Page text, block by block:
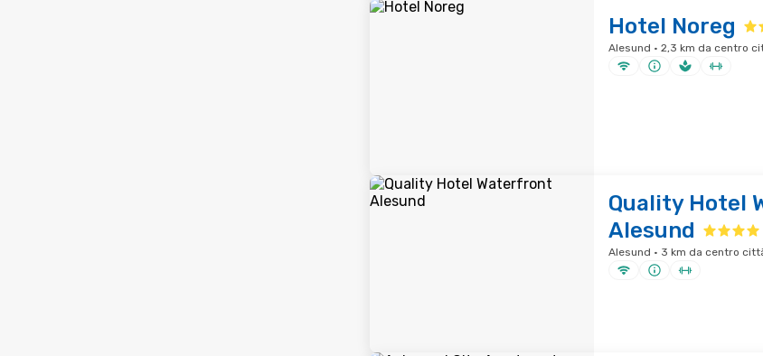
Hotel Noreg
Alesund · 2,3 km da centro
Quality Hotel
Alesund
Alesund · 3 km da centro